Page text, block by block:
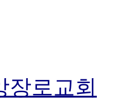
장로교회